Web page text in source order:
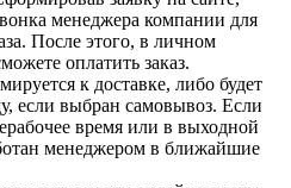
менеджера компании для
После этого, в личном
оплатить заказ.
к доставке, либо будет
если выбран самовывоз. Если
время или в выходной
менеджером в ближайшие